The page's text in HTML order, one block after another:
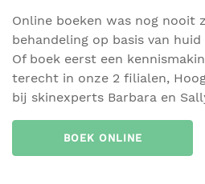
Online boeken was nog nooit
behandeling op basis van
Of boek eerst een
terecht in onze 2 filialen,
bij skinexperts Barbara en
BOEK ONLINE